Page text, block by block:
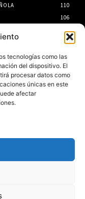
tecnologías como las
del dispositivo. El
procesar datos como
únicas en este
afectar
110
106
100
93
85
80
su